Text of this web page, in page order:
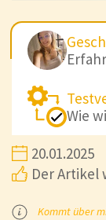
Wie
20.01.2025
Der Artikel
Kommt über